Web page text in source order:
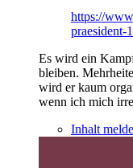
https://
praesident-
Es wird ein
bleiben.
wird er kaum
wenn ich mich
Inhalt